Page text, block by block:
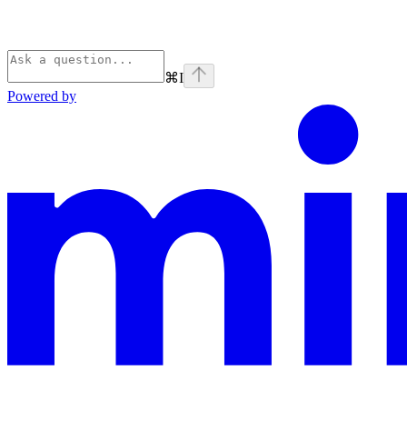
⌘I
Powered by